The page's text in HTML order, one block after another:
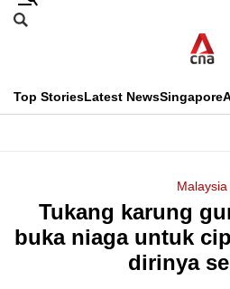
Skip
menu
Search
CNAR
Top StoriesLatest NewsSingapore
Menu
Malaysia
Tukang karung
buka niaga untuk
dirinya
This
longer
supported